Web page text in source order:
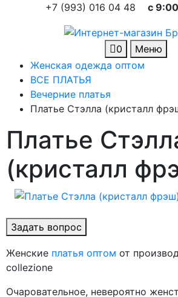
+7 (993) 016 04 48 c
0
Меню
Женская одежда оптом
ВСЕ ПЛАТЬЯ
Вечерние платья
Платье Стэлла (кристалл
Платье
(кристалл
Задать вопрос
Женские платья оптом от
collezione
Очаровательное, невероятно